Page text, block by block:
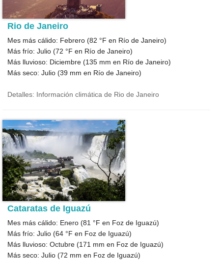
Rio de Janeiro
Mes más cálido: Febrero (82 °F en Río de Janeiro)
Más frío: Julio (72 °F en Río de Janeiro)
Más lluvioso: Diciembre (135 mm en Río de Janeiro)
Más seco: Julio (39 mm en Río de Janeiro)
Detalles: Información climática de Rio de Janeiro
Cataratas de Iguazú
Mes más cálido: Enero (81 °F en Foz de Iguazú)
Más frío: Julio (64 °F en Foz de Iguazú)
Más lluvioso: Octubre (171 mm en Foz de Iguazú)
Más seco: Julio (72 mm en Foz de Iguazú)